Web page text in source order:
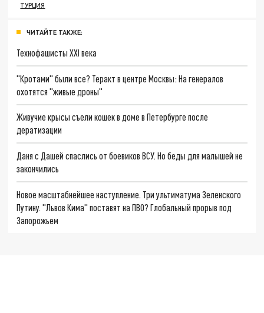
ТУРЦИЯ
ЧИТАЙТЕ ТАКЖЕ:
Технофашисты XXI века
"Кротами" были все? Теракт в центре Москвы: На генералов
охотятся "живые дроны"
Живучие крысы съели кошек в доме в Петербурге после
дератизации
Даня с Дашей спаслись от боевиков ВСУ. Но беды для малышей не
закончились
Новое масштабнейшее наступление. Три ультиматума Зеленского
Путину. "Львов Кима" поставят на ПВО? Глобальный прорыв под
Запорожьем